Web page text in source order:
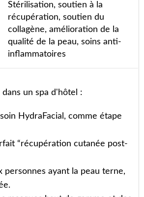
Stérilisation, soutien à la
récupération, soutien du
collagène, amélioration de la
qualité de la peau, soins anti-
inflammatoires
un spa d'hôtel :
HydraFacial, comme étape
“récupération cutanée post-
personnes ayant la peau terne,